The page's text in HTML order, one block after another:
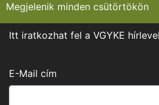
Megjelenik minden csütörtökön
Itt iratkozhat fel a VGYKE
E-Mail cím